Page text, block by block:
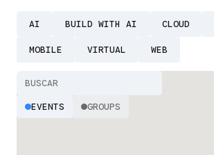
AI BUILD WITH AI CLOUD
MOBILE VIRTUAL WEB
EVENTS GROUPS